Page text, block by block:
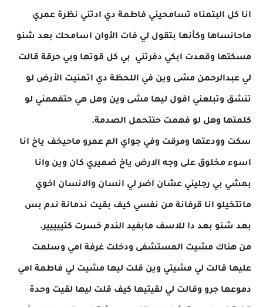
انا كل البتمناه تسامحيني فاطمة دي ادتني نظرة عمري
ماحانساها وكأنها بتقول لي فات الأوان اسامحك بعد شنو
مسكتها وقعدت ابكي دفرتني بي كل قوتها وبي حرقة قالت
لي عبدالرحمن مشى وين في اللحظة دي اتمنيت الأرض لو
تنشق وتبلعني اقول ليها مشى وين وهل هي حتفهمني لو
كلمتها وهل لو فهمت حتتحمل الصدمة.
سكت وودعتها ومرقت وفي جواي الم عمرو ماحيخف ياخ انا
اسوء مخلوق على وجه الارض ياخ ضميري كان وين وانا
بمشي بي رجليني عشان اضر لي انسان والانسان اخوي
ماتتخيلو انا قرفانة من نفسي كيف بقيت ندمانة ندم بس
بعد شنو بعد دا للاسف مابفيد الندم خسرت كتييييير.
من هناك مشيت المستشفى ودخلت غرفة امي وسلمت
عليها قالت لي مشيتي وين قلت ليها مشيت لي فاطمة امي
دموعها جرو وقالت لي لقيتيها كيف قلت ليها لقيت وحدة